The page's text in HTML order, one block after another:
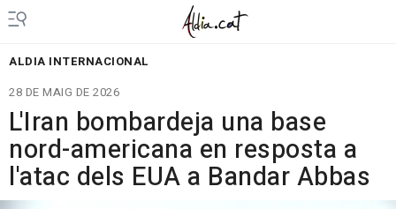
ALDIA INTERNACIONAL
28 DE MAIG DE 2026
L'Iran bombardeja una base
nord-americana en resposta a
l'atac dels EUA a Bandar Abbas